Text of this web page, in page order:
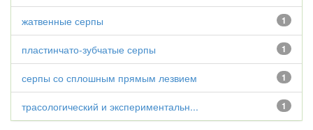
1
жатвенные серпы
1
пластинчато-зубчатые серпы
1
серпы со сплошным прямым лезвием
1
трасологический и экспериментальн...